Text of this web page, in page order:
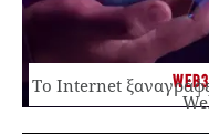
Το Internet